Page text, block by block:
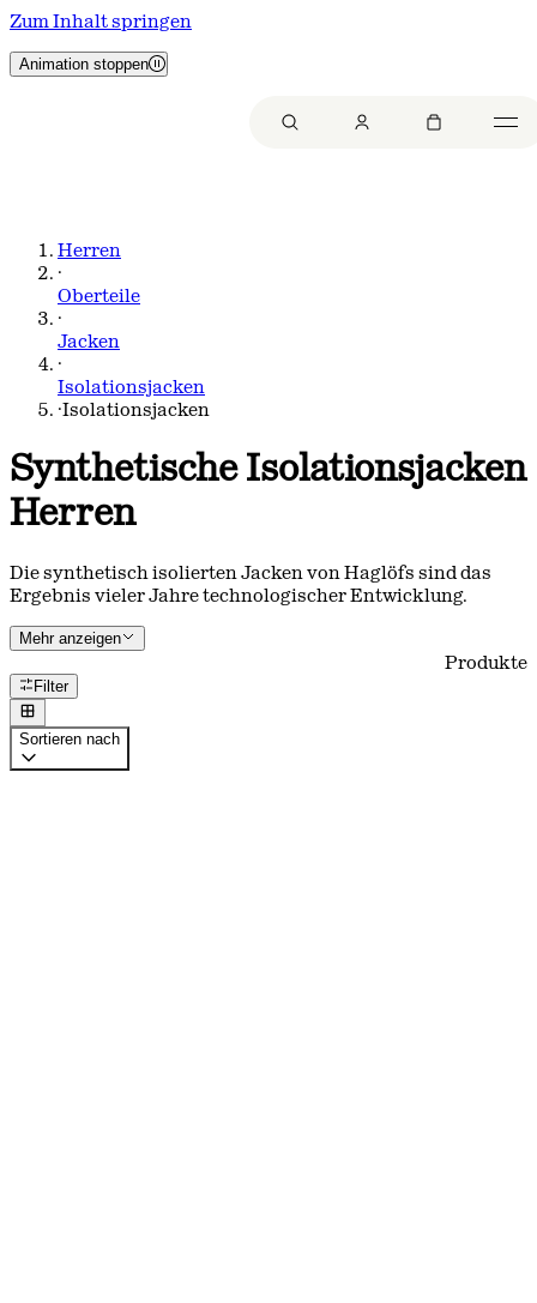
Zum Inhalt springen
Animation stoppen
Herren
·
Oberteile
·
Jacken
·
Isolationsjacken
·Isolationsjacken
Synthetische Isolationsjacken
Herren
Die synthetisch isolierten Jacken von Haglöfs sind das
Ergebnis vieler Jahre technologischer Entwicklung.
Mehr anzeigen
Produkte
Filter
Sortieren nach